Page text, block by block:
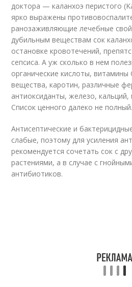
доктора — каланхоэ перистого
ярко выражены
ранозаживляющие лечебные
дубильным веществам сок
остановке кровотечений,
сепсиса. А уж сколько в нем
органические кислоты,
вещества, каротин, различные
антиоксиданты, железо, кальций,
Список ценного далеко не полный.
Антисептические и
слабые, поэтому для усиления
рекомендуется сочетать сок с
растениями, а в случае с
антибиотиков.